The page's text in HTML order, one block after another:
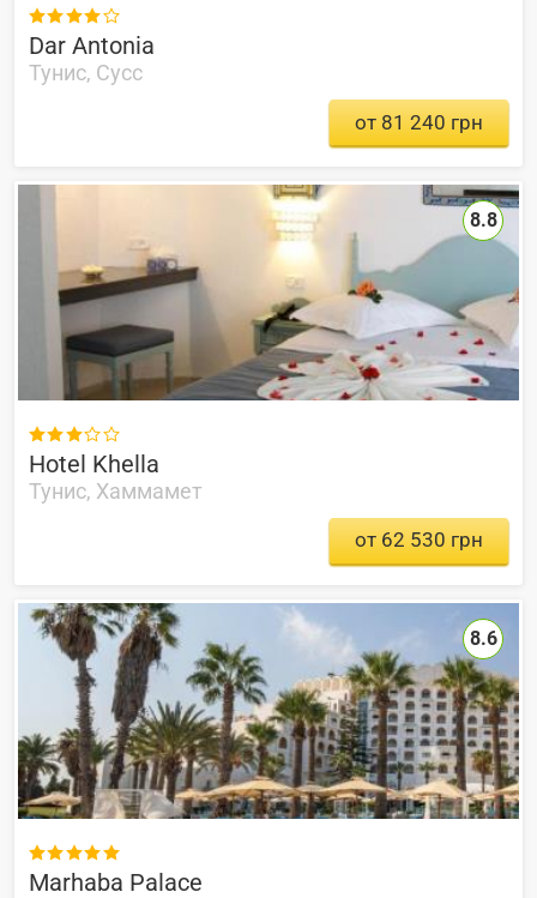

Dar Antonia
Тунис, Сусс
от 81 240 грн

Hotel Khella
Тунис, Хаммамет
8.8
от 62 530 грн

Marhaba Palace
8.6